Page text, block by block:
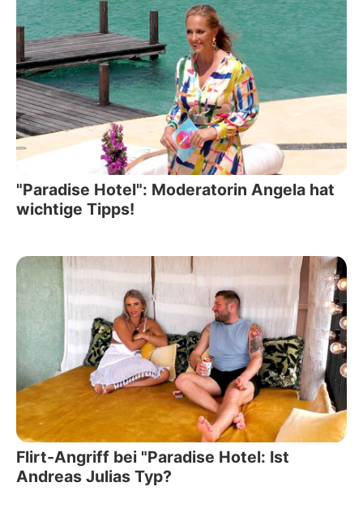
"Paradise Hotel": Moderatorin Angela hat
wichtige Tipps!
Flirt-Angriff bei "Paradise Hotel: Ist
Andreas Julias Typ?